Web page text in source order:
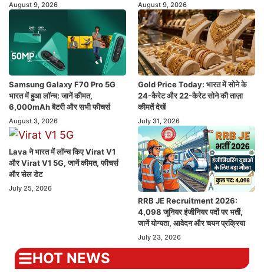
August 9, 2026 August 9, 2026
Samsung Galaxy F70 Pro 5G
भारत में हुआ लॉन्च: जानें कीमत,
6,000mAh बैटरी और सभी फीचर्स
August 3, 2026
Gold Price Today: भारत में सोने के
24-कैरेट और 22-कैरेट सोने की ताज़ा
कीमतें देखें
July 31, 2026
Lava ने भारत में लॉन्च किए Virat V1
और Virat V1 5G, जानें कीमत, फीचर्स
और सेल डेट
July 25, 2026
RRB JE Recruitment 2026:
4,098 जूनियर इंजीनियर पदों पर भर्ती,
जानें योग्यता, आवेदन और चयन प्रक्रिया
July 23, 2026
HOT NEWS